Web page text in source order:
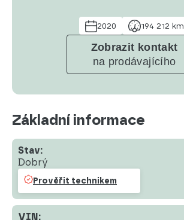
2020 194 212 km
Zobrazit kontakt
na prodávajícího
Základní informace
Stav:
Dobrý
Prověřit technikem
VIN: